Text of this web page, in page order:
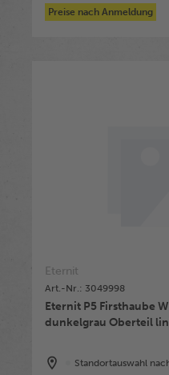
Preise nach Anmeldung
Eternit
Art.-Nr.: 3049998
Eternit P5 Firsthaube
dunkelgrau Oberteil
Standortauswahl